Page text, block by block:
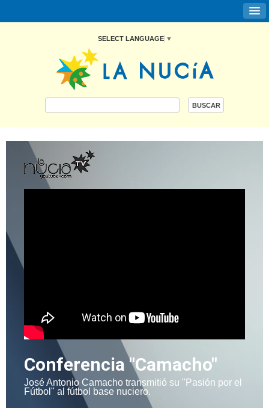
SELECT LANGUAGE ▼
Conferencia "Camacho"
José Antonio Camacho transmitió su "Pasión por el
Fútbol" al fútbol base nuciero.